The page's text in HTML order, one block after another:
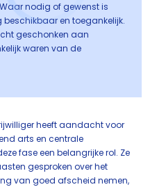
nodig of gewenst is
en toegankelijk.
geschonken aan
waren van de
heeft aandacht voor
arts en centrale
fase een belangrijke rol. Ze
gesproken over het
van goed afscheid nemen,